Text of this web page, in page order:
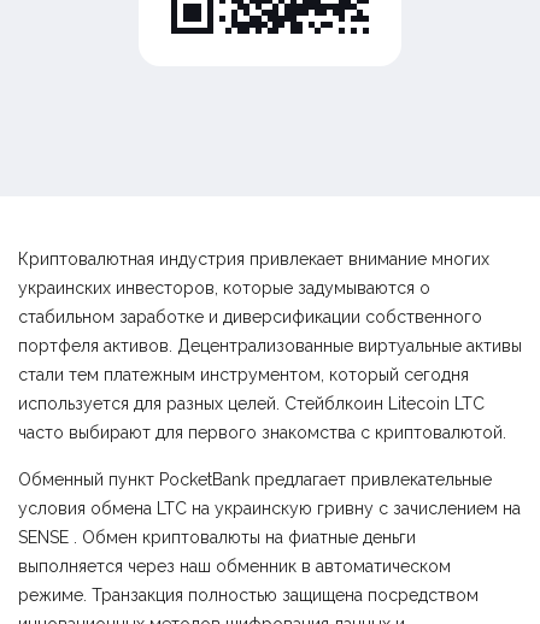
Криптовалютная индустрия привлекает внимание многих
украинских инвесторов, которые задумываются о
стабильном заработке и диверсификации собственного
портфеля активов. Децентрализованные виртуальные активы
стали тем платежным инструментом, который сегодня
используется для разных целей. Стейблкоин Litecoin LTC
часто выбирают для первого знакомства с криптовалютой.
Обменный пункт PocketBank предлагает привлекательные
условия обмена LTC на украинскую гривну с зачислением на
SENSE . Обмен криптовалюты на фиатные деньги
выполняется через наш обменник в автоматическом
режиме. Транзакция полностью защищена посредством